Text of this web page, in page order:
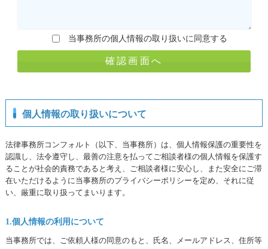
当事務所の個人情報の取り扱いに同意する
個人情報の取り扱いについて
法律事務所コンフォルト（以下、当事務所）は、個人情報保護の重要性を
認識し、法令遵守し、最善の注意を払ってご相談者様の個人情報を保護す
ることが社会的責務であると考え、ご相談者様に安心し、また安全にご滞
在いただけるように当事務所のプライバシーポリシーを定め、それに従
い、厳重に取り扱ってまいります。
1.個人情報の利用について
当事務所では、ご依頼人様の同意のもと、氏名、メールアドレス、住所等